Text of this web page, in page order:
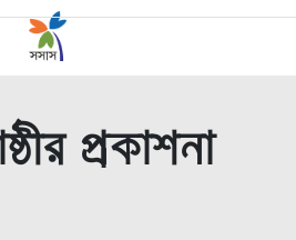
প্রকাশনা